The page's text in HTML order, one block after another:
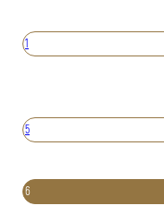
1
5
6